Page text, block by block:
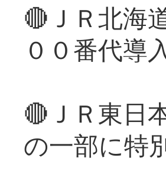
🔴ＪＲ北海
００番代導
🔴ＪＲ東日
の一部に特